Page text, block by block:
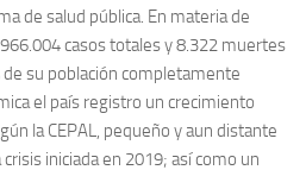
de salud pública. En materia de
casos totales y 8.322 muertes
de su población completamente
el país registro un crecimiento
la CEPAL, pequeño y aun distante
iniciada en 2019; así como un